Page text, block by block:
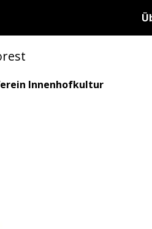
Innenhofkultur